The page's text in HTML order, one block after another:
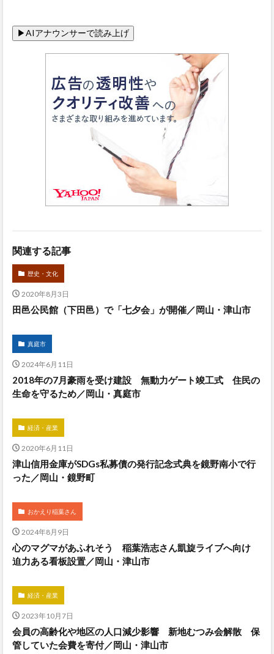
関連する記事
歴史・文化
2020年8月3日
田邑公民館（下田邑）で「七夕会」が開催／岡山・津山市
真庭市
2024年6月11日
2018年の7月豪雨を受け建設 無動力ゲート竣工式 住民の
生命を守るため／岡山・真庭市
経済・産業
2020年6月11日
津山信用金庫がSDGs私募債の発行記念式典を鏡野南小で行
った／岡山・鏡野町
おかえり稲葉さん
2024年8月9日
心のマグマがあふれそう 稲葉浩志さん凱旋ライブへ向け
迫力ある看板設置／岡山・津山市
経済・産業
2023年10月7日
会員の高齢化や地区の人口減少影響 新地むつみ会解散 保
管していた会費を寄付／岡山・津山市